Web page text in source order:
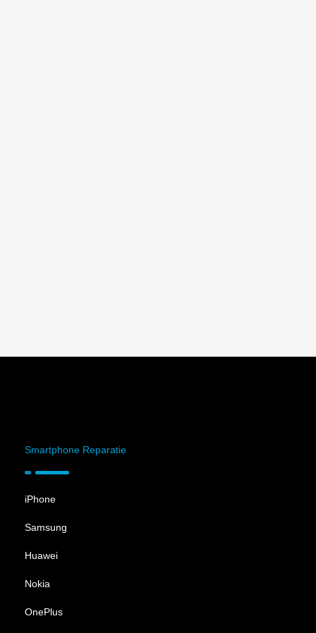
Smartphone Reparatie
iPhone
Samsung
Huawei
Nokia
OnePlus